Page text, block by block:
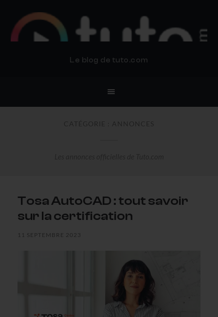
Le blog de tuto.com
Tosa AutoCAD : tout savoir
sur la certification
11 SEPTEMBRE 2023